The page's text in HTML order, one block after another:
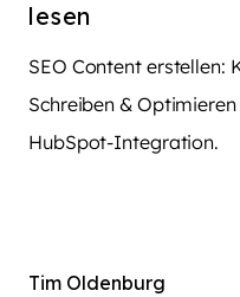
lesen
SEO Content erstellen:
Schreiben &
HubSpot-Integration.
Tim Oldenburg